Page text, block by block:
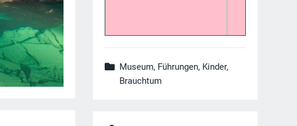
Museum, Führungen, Kinder,
Brauchtum